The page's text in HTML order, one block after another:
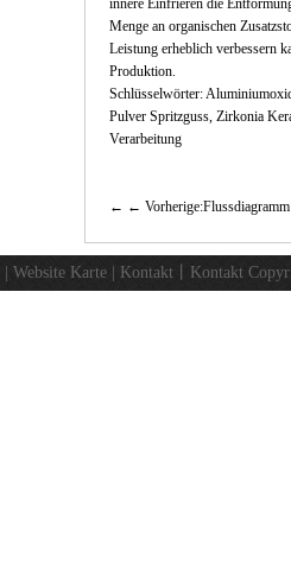
innere Einfrieren die
Menge an organischen
Leistung erheblich verbessern
Produktion.
Schlüsselwörter:
Pulver Spritzguss, Zirkonia
Verarbeitung
←
Website Karte Kontakt Kontakt